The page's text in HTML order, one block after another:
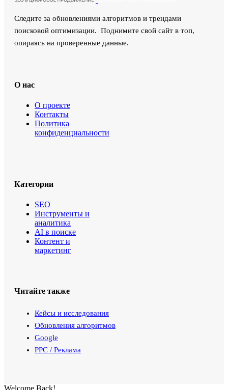
Следите за обновлениями алгоритмов и трендами
поисковой оптимизации. Поднимите свой сайт в топ,
опираясь на проверенные данные.
О нас
О проекте
Контакты
Политика
конфиденциальности
Категории
SEO
Инструменты и
аналитика
AI в поиске
Контент и
маркетинг
Читайте также
Кейсы и исследования
Обновления алгоритмов
Google
PPC / Реклама